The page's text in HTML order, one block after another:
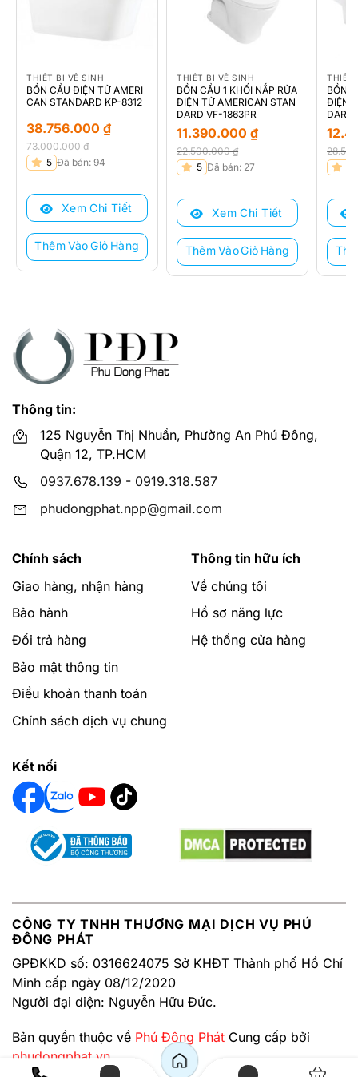
THIẾT BỊ VỆ SINH
BỒN CẦU ĐIỆN TỬ AMERI
CAN STANDARD KP-8312
73.000.000₫
Giá
là:
73.000.000 ₫.
38.756.000 ₫
Giá
tại
38.756.000 ₫.
5 Đã bán: 94
Xem Chi Tiết
Thêm Vào Giỏ Hàng
THIẾT BỊ VỆ SINH
BỒN CẦU 1 KHỐI NẮP RỬA
ĐIỆN TỬ AMERICAN STAN
DARD VF-1863PR
22.500.000₫
Giá
là:
22.500.000 ₫.
11.390.000₫
Giá
tại
11.390.000 ₫.
5 Đã bán: 27
Xem Chi Tiết
Thêm Vào Giỏ Hàng
THIẾT
BỒN
ĐIỆN
DARD
Giá
là:
Giá
tại
Thông tin:
125 Nguyễn Thị Nhuần, Phường An Phú Đông,
Quận 12, TP.HCM
0937.678.139 - 0919.318.587
phudongphat.npp@gmail.com
Chính sách
Giao hàng, nhận hàng
Bảo hành
Đổi trả hàng
Bảo mật thông tin
Điều khoản thanh toán
Chính sách dịch vụ chung
Thông tin hữu ích
Về chúng tôi
Hồ sơ năng lực
Hệ thống cửa hàng
Kết nối
CÔNG TY TNHH THƯƠNG MẠI DỊCH VỤ PHÚ
ĐÔNG PHÁT
GPĐKKD số: 0316624075 Sở KHĐT Thành phố Hồ Chí
Minh cấp ngày 08/12/2020
Người đại diện: Nguyễn Hữu Đức.
Bản quyền thuộc về Phú Đông Phát Cung cấp bởi
phudongphat.vn